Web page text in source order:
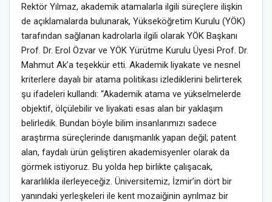
Rektör Yılmaz, akademik atamalarla ilgili süreçlere ilişkin
de açıklamalarda bulunarak, Yükseköğretim Kurulu (YÖK)
tarafından sağlanan kadrolarla ilgili olarak YÖK Başkanı
Prof. Dr. Erol Özvar ve YÖK Yürütme Kurulu Üyesi Prof. Dr.
Mahmut Ak’a teşekkür etti. Akademik liyakate ve nesnel
kriterlere dayalı bir atama politikası izlediklerini belirterek
şu ifadeleri kullandı: “Akademik atama ve yükselmelerde
objektif, ölçülebilir ve liyakati esas alan bir yaklaşım
belirledik. Bundan böyle bilim insanlarımızı sadece
araştırma süreçlerinde danışmanlık yapan değil; patent
alan, faydalı ürün geliştiren akademisyenler olarak da
görmek istiyoruz. Bu yolda hep birlikte çalışacak,
kararlılıkla ilerleyeceğiz. Üniversitemiz, İzmir’in dört bir
yanındaki yerleşkeleri ile kent mozaiğinin ayrılmaz bir